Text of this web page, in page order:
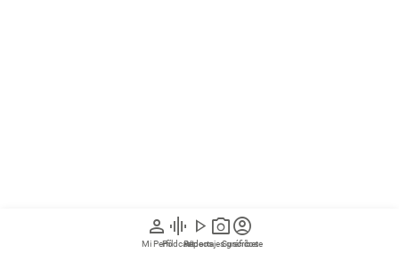
person
Mi Perfil
graphic_eq
Pódcast
play_arrow
Videos
photo_camera
Reportajes gráficos
account_circle
Suscríbete